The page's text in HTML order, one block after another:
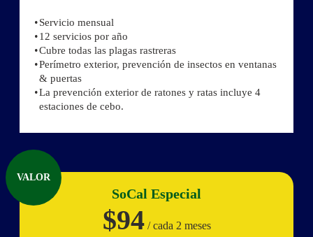
Servicio mensual
12 servicios por año
Cubre todas las plagas rastreras
Perímetro exterior, prevención de insectos en ventanas
& puertas
La prevención exterior de ratones y ratas incluye 4
estaciones de cebo.
VALOR
SoCal Especial
$94/ cada 2 meses